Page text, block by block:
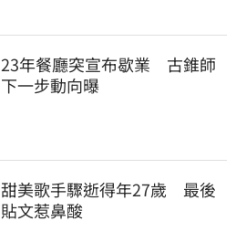
23年餐廳突宣布歇業　古錐師
下一步動向曝
甜美歌手驟逝得年27歲　最後
貼文惹鼻酸